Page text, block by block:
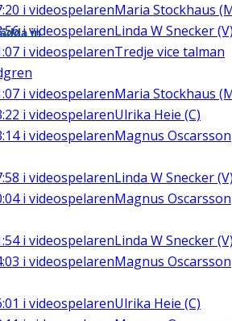
i videospelarenMaria Stockhaus
i videospelarenLinda W Snecker
i videospelarenTredje vice talman
i videospelarenMaria Stockhaus
i videospelarenUlrika Heie (C)
i videospelarenMagnus Oscarsson
i videospelarenLinda W Snecker
i videospelarenMagnus Oscarsson
i videospelarenLinda W Snecker
i videospelarenMagnus Oscarsson
i videospelarenUlrika Heie (C)
in